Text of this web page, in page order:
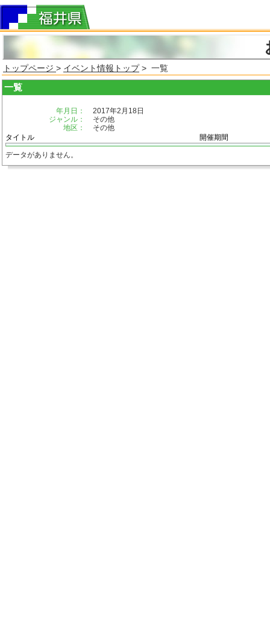
トップページ > イベント情報トップ> 一覧
一覧
年月日：
2017年2月18日
ジャンル：
その他
地区：
その他
タイトル
開催期間
データがありません。